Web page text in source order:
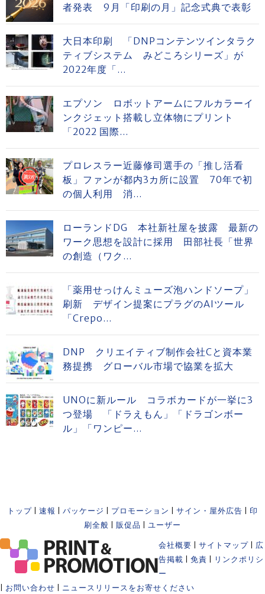
者発表 9月「印刷の月」記念式典で表彰
大日本印刷 「DNPコンテンツインタラク
ティブシステム みどころシリーズ」が
2022年度「...
エプソン ロボットアームにフルカラーイ
ンクジェット搭載し立体物にプリント
「2022 国際...
プロレスラー近藤修司選手の「推し活看
板」ファンが都内3カ所に設置 70年で初
の個人利用 消...
ローランドDG 本社新社屋を披露 最新の
ワーク思想を設計に採用 田部社長「世界
の創造（ワク...
「薬用せっけんミューズ泡ハンドソープ」
刷新 デザイン提案にプラグのAIツール
「Crepo...
DNP クリエイティブ制作会社Cと資本業
務提携 グローバル市場で協業を拡大
UNOに新ルール コラボカードが一挙に3
つ登場 「ドラえもん」「ドラゴンボー
ル」「ワンピー...
トップ 速報 パッケージ プロモーション サイン・屋外広告
印
刷全般
販促品 ユーザー
会社概要 サイトマップ
広
告掲載
免責
リンクポリシ
ー
お問い合わせ ニュースリリースをお寄せください